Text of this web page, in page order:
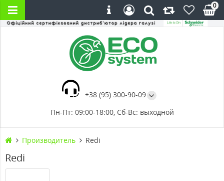
+38 (95) 300-90-09
Пн-Пт: 09:00-18:00, Сб-Вс: выходной
0
Производитель Redi
Redi